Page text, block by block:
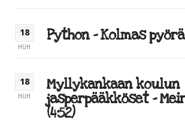
18
HUH
Python – Kolmas pyörä
18
HUH
Myllykankaan koulun
jasperpääkköset –
(4:52)